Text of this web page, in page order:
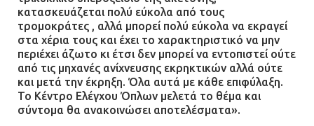
κατασκευάζεται πολύ εύκολα από τους
τρομοκράτες , αλλά μπορεί πολύ εύκολα να εκραγεί
στα χέρια τους και έχει το χαρακτηριστικό να μην
περιέχει άζωτο κι έτσι δεν μπορεί να εντοπιστεί ούτε
από τις μηχανές ανίχνευσης εκρηκτικών αλλά ούτε
και μετά την έκρηξη. Όλα αυτά με κάθε επιφύλαξη.
Το Κέντρο Ελέγχου Όπλων μελετά το θέμα και
σύντομα θα ανακοινώσει αποτελέσματα».